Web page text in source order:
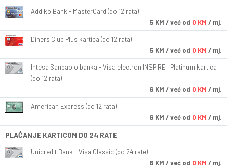
Addiko Bank - MasterCard (do 12 rata)
5 KM / već od 0 KM / mj.
Diners Club Plus kartica (do 12 rata)
5 KM / već od 0 KM / mj.
Intesa Sanpaolo banka - Visa electron INSPIRE i Platinum kartica
(do 12 rata)
6 KM / već od 0 KM / mj.
American Express (do 12 rata)
6 KM / već od 0 KM / mj.
PLAĆANJE KARTICOM DO 24 RATE
Unicredit Bank - Visa Classic (do 24 rate)
6 KM / već od 0 KM / mj.